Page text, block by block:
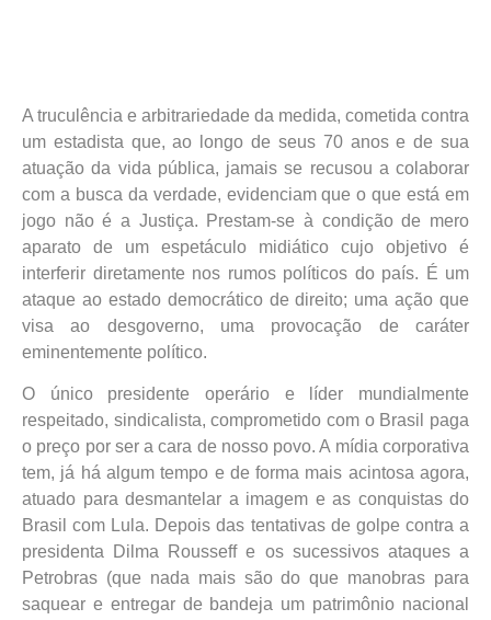
A truculência e arbitrariedade da medida, cometida contra
um estadista que, ao longo de seus 70 anos e de sua
atuação da vida pública, jamais se recusou a colaborar
com a busca da verdade, evidenciam que o que está em
jogo não é a Justiça. Prestam-se à condição de mero
aparato de um espetáculo midiático cujo objetivo é
interferir diretamente nos rumos políticos do país. É um
ataque ao estado democrático de direito; uma ação que
visa ao desgoverno, uma provocação de caráter
eminentemente político.
O único presidente operário e líder mundialmente
respeitado, sindicalista, comprometido com o Brasil paga
o preço por ser a cara de nosso povo. A mídia corporativa
tem, já há algum tempo e de forma mais acintosa agora,
atuado para desmantelar a imagem e as conquistas do
Brasil com Lula. Depois das tentativas de golpe contra a
presidenta Dilma Rousseff e os sucessivos ataques a
Petrobras (que nada mais são do que manobras para
saquear e entregar de bandeja um patrimônio nacional